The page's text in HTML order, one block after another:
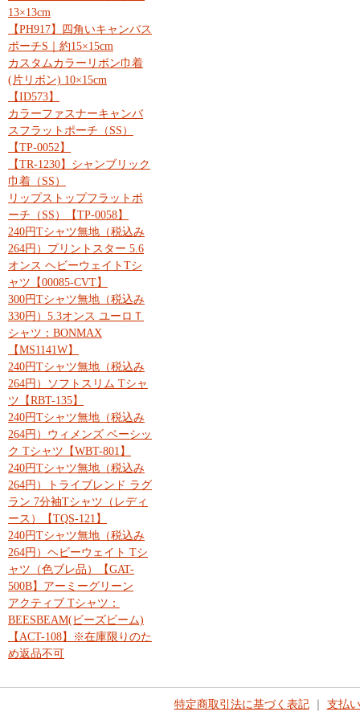
13×13cm
【PH917】四角いキャンバス
ポーチS｜約15×15cm
カスタムカラーリボン巾着
(片リボン) 10×15cm
【ID573】
カラーファスナーキャンバ
スフラットポーチ（SS）
【TP-0052】
【TR-1230】シャンブリック
巾着（SS）
リップストップフラットポ
ーチ（SS）【TP-0058】
240円Tシャツ無地（税込み
264円）プリントスター 5.6
オンス ヘビーウェイトTシ
ャツ【00085-CVT】
300円Tシャツ無地（税込み
330円）5.3オンス ユーロＴ
シャツ：BONMAX
【MS1141W】
240円Tシャツ無地（税込み
264円）ソフトスリム Tシャ
ツ【RBT-135】
240円Tシャツ無地（税込み
264円）ウィメンズ ベーシッ
ク Tシャツ【WBT-801】
240円Tシャツ無地（税込み
264円）トライブレンド ラグ
ラン 7分袖Tシャツ（レディ
ース）【TQS-121】
240円Tシャツ無地（税込み
264円）ヘビーウェイト Tシ
ャツ（色ブレ品）【GAT-
500B】アーミーグリーン
アクティブ Tシャツ：
BEESBEAM(ビーズビーム)
【ACT-108】※在庫限りのた
め返品不可
特定商取引法に基づく表記｜ 支払